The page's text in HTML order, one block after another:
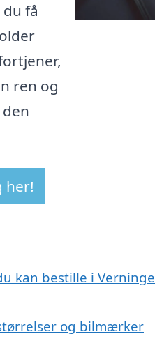
få
ren og
her!
kan bestille i Verninge
og bilmærker